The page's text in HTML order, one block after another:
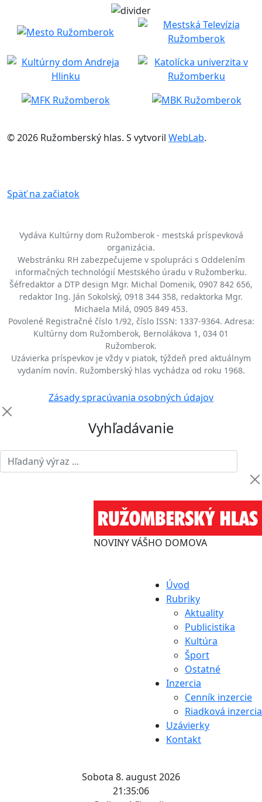
© 2026 Ružomberský hlas. S vytvoril WebLab.
Späť na začiatok
Vydáva Kultúrny dom Ružomberok - mestská príspevková
organizácia.
Webstránku RH zabezpečujeme v spolupráci s Oddelením
informačných technológií Mestského úradu v Ružomberku.
Šéfredaktor a DTP design Mgr. Michal Domenik, 0907 842 656,
redaktor Ing. Ján Sokolský, 0918 344 358, redaktorka Mgr.
Michaela Milá, 0905 849 453.
Povolené Registračné číslo 1/92, číslo ISSN: 1337-9364. Adresa:
Kultúrny dom Ružomberok, Bernolákova 1, 034 01
Ružomberok.
Uzávierka príspevkov je vždy v piatok, týždeň pred aktuálnym
vydaním novín. Ružomberský hlas vychádza od roku 1968.
Zásady spracúvania osobných údajov
Vyhľadávanie
NOVINY VÁŠHO DOMOVA
Úvod
Rubriky
Aktuality
Publicistika
Kultúra
Šport
Ostatné
Inzercia
Cenník inzercie
Riadková inzercia
Uzávierky
Kontakt
Sobota 8. august 2026
21:35:06